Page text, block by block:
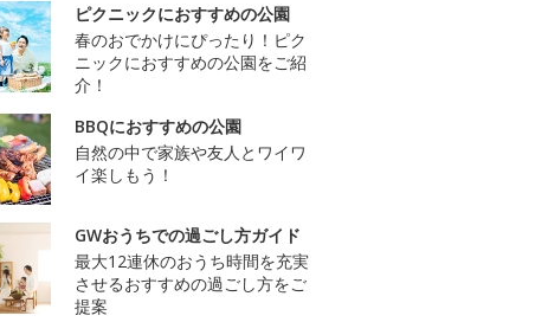
ピクニックにおすすめの公園
春のおでかけにぴったり！ピク
ニックにおすすめの公園をご紹
介！
BBQにおすすめの公園
自然の中で家族や友人とワイワ
イ楽しもう！
GWおうちでの過ごし方ガイド
最大12連休のおうち時間を充実
させるおすすめの過ごし方をご
提案